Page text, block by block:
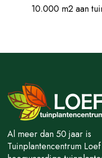
10.000 m2 aan
Al meer dan 50 jaar is
Tuinplantencentrum